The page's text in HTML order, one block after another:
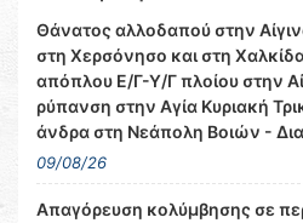
Θάνατος αλλοδαπού στην
στη Χερσόνησο και στη
απόπλου Ε/Γ-Υ/Γ πλοίου στην
ρύπανση στην Αγία Κυριακή
άνδρα στη Νεάπολη Βοιών -
09/08/26
Απαγόρευση κολύμβησης σε